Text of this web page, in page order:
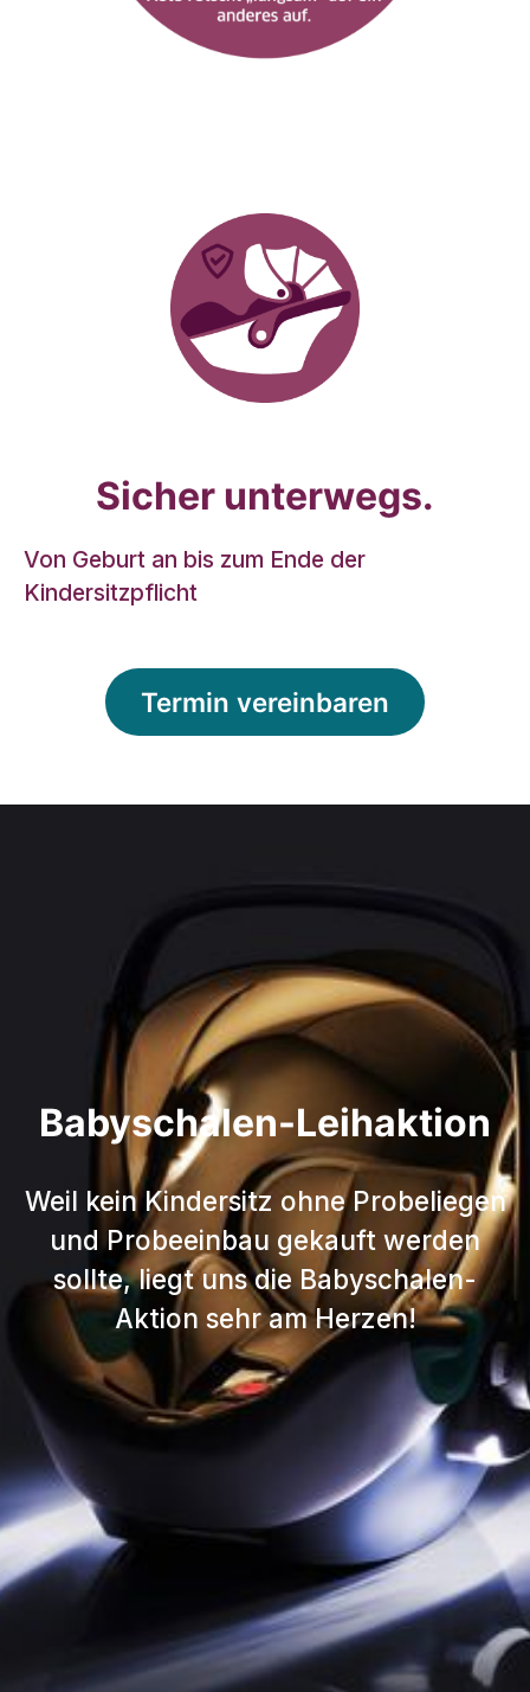
Sicher unterwegs.
Von Geburt an bis zum Ende der
Kindersitzpflicht
Termin vereinbaren
Babyschalen-Leihaktion
Weil kein Kindersitz ohne Probeliegen
und Probeeinbau gekauft werden
sollte, liegt uns die Babyschalen-
Aktion sehr am Herzen!